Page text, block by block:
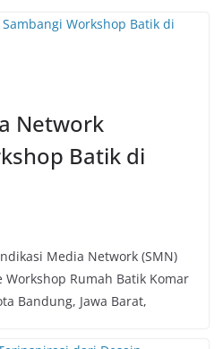
Network
Batik di
Media Network (SMN)
Rumah Batik Komar
Bandung, Jawa Barat,